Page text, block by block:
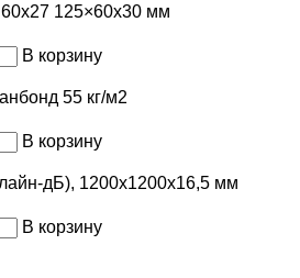
125×60х30 мм
В корзину
55 кг/м2
В корзину
дБ), 1200х1200х16,5 мм
В корзину